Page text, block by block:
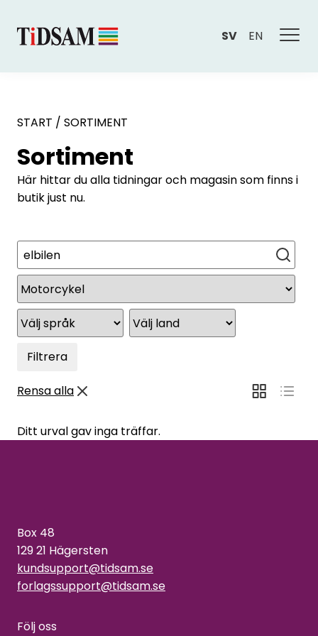
SV EN
START / SORTIMENT
Sortiment
Här hittar du alla tidningar och magasin som finns i
butik just nu.
Sök
Filtrera
Rensa alla
Ditt urval gav inga träffar.
Box 48
129 21 Hägersten
kundsupport@tidsam.se
forlagssupport@tidsam.se
Följ oss